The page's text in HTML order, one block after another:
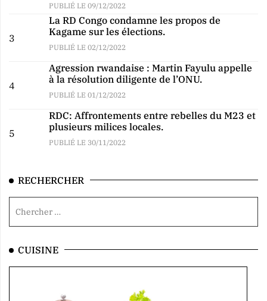
PUBLIÉ LE 09/12/2022
3
La RD Congo condamne les propos de
Kagame sur les élections.
PUBLIÉ LE 02/12/2022
4
Agression rwandaise : Martin Fayulu appelle
à la résolution diligente de l’ONU.
PUBLIÉ LE 01/12/2022
5
RDC: Affrontements entre rebelles du M23 et
plusieurs milices locales.
PUBLIÉ LE 30/11/2022
RECHERCHER
CUISINE